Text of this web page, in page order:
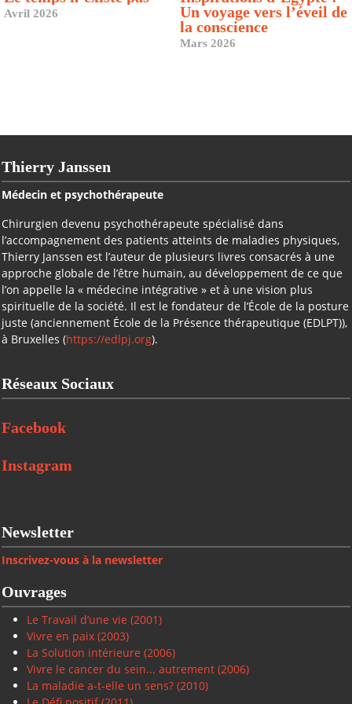
Avril 2026
Un voyage vers l’éveil de
la conscience
Mars 2026
Thierry Janssen
Médecin et psychothérapeute
Chirurgien devenu psychothérapeute spécialisé dans
l’accompagnement des patients atteints de maladies physiques,
Thierry Janssen est l’auteur de plusieurs livres consacrés à une
approche globale de l’être humain, au développement de ce que
l’on appelle la « médecine intégrative » et à une vision plus
spirituelle de la société. Il est le fondateur de l’École de la posture
juste (anciennement École de la Présence thérapeutique (EDLPT)),
à Bruxelles (https://edlpj.org).
Réseaux Sociaux
Facebook
Instagram
Newsletter
Inscrivez-vous à la newsletter
Ouvrages
Le Travail d’une vie (2001)
Vivre en paix (2003)
La Solution intérieure (2006)
Vivre le cancer du sein... autrement (2006)
La maladie a-t-elle un sens? (2010)